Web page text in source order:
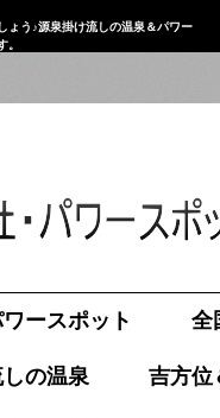
ょう♪源泉掛け流しの温泉＆パワー
。
ースポット 全
の温泉 吉方位